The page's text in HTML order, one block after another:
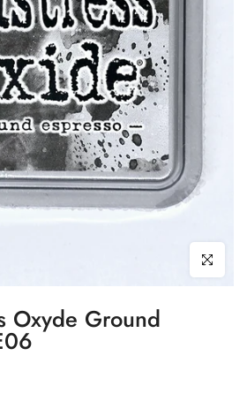
Cliquez
Oxyde Ground